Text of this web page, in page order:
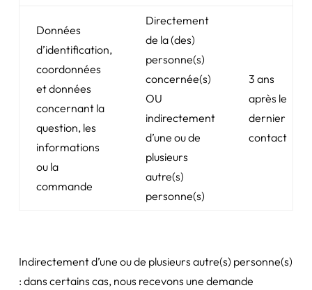
Données
d’identification,
coordonnées
et données
concernant la
question, les
informations
ou la
commande
Directement
de la (des)
personne(s)
concernée(s)
OU
indirectement
d’une ou de
plusieurs
autre(s)
personne(s)
3 ans
après le
dernier
contact
Indirectement d’une ou de plusieurs autre(s) personne(s)
: dans certains cas, nous recevons une demande